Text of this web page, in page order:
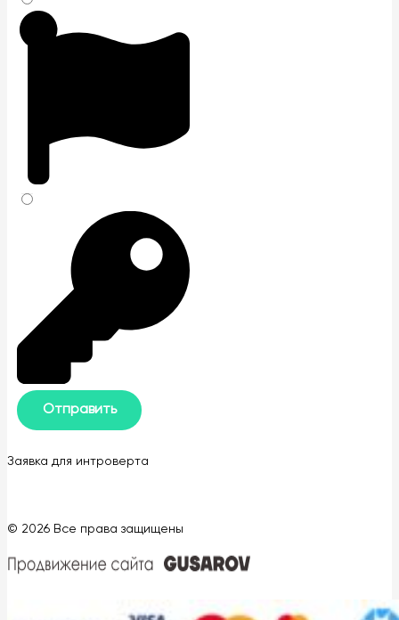
Заявка для интроверта
© 2026 Все права защищены